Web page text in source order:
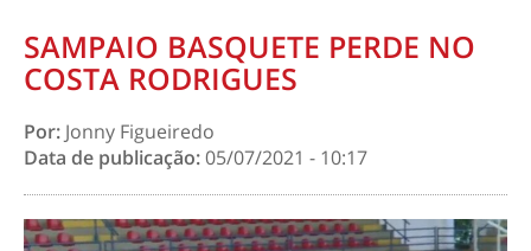
SAMPAIO BASQUETE PERDE NO
COSTA RODRIGUES
Por: Jonny Figueiredo
Data de publicação:05/07/2021 - 10:17